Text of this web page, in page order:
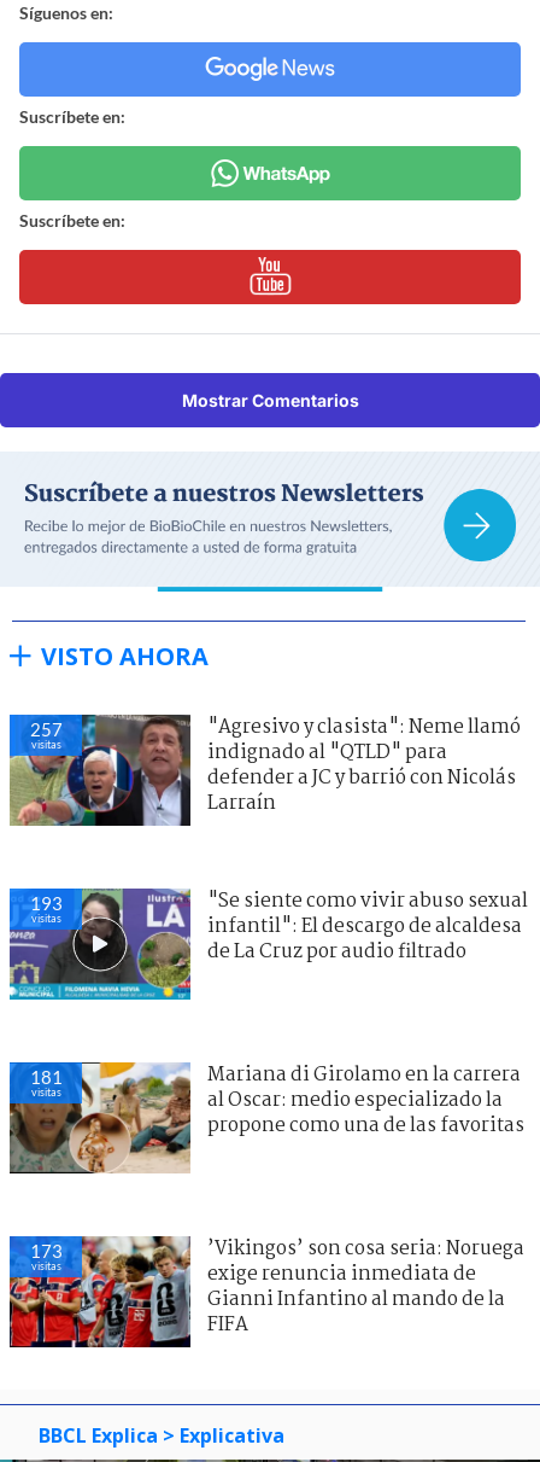
Síguenos en:
Suscríbete en:
Suscríbete en:
Mostrar Comentarios
VISTO AHORA
257
visitas
"Agresivo y clasista": Neme llamó
indignado al "QTLD" para
defender a JC y barrió con Nicolás
Larraín
193
visitas
"Se siente como vivir abuso sexual
infantil": El descargo de alcaldesa
de La Cruz por audio filtrado
181
visitas
Mariana di Girolamo en la carrera
al Oscar: medio especializado la
propone como una de las favoritas
173
visitas
’Vikingos’ son cosa seria: Noruega
exige renuncia inmediata de
Gianni Infantino al mando de la
FIFA
BBCL Explica > Explicativa